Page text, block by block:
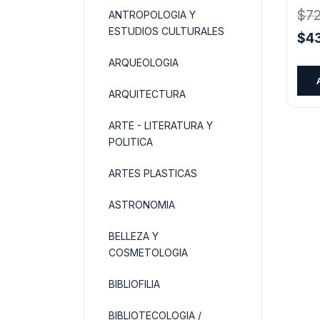
ANTROPOLOGIA Y
ESTUDIOS CULTURALES
ARQUEOLOGIA
ARQUITECTURA
ARTE - LITERATURA Y
POLITICA
ARTES PLASTICAS
ASTRONOMIA
BELLEZA Y
COSMETOLOGIA
BIBLIOFILIA
BIBLIOTECOLOGIA /
$
El
$